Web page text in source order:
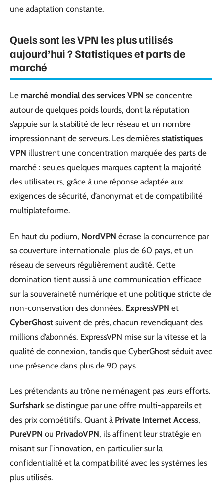
une adaptation constante.
Quels sont les VPN les plus utilisés
aujourd’hui ? Statistiques et parts de
marché
Le marché mondial des services VPN se concentre
autour de quelques poids lourds, dont la réputation
s’appuie sur la stabilité de leur réseau et un nombre
impressionnant de serveurs. Les dernières statistiques
VPN illustrent une concentration marquée des parts de
marché : seules quelques marques captent la majorité
des utilisateurs, grâce à une réponse adaptée aux
exigences de sécurité, d’anonymat et de compatibilité
multiplateforme.
En haut du podium, NordVPN écrase la concurrence par
sa couverture internationale, plus de 60 pays, et un
réseau de serveurs régulièrement audité. Cette
domination tient aussi à une communication efficace
sur la souveraineté numérique et une politique stricte de
non-conservation des données. ExpressVPN et
CyberGhost suivent de près, chacun revendiquant des
millions d’abonnés. ExpressVPN mise sur la vitesse et la
qualité de connexion, tandis que CyberGhost séduit avec
une présence dans plus de 90 pays.
Les prétendants au trône ne ménagent pas leurs efforts.
Surfshark se distingue par une offre multi-appareils et
des prix compétitifs. Quant à Private Internet Access,
PureVPN ou PrivadoVPN, ils affinent leur stratégie en
misant sur l’innovation, en particulier sur la
confidentialité et la compatibilité avec les systèmes les
plus utilisés.